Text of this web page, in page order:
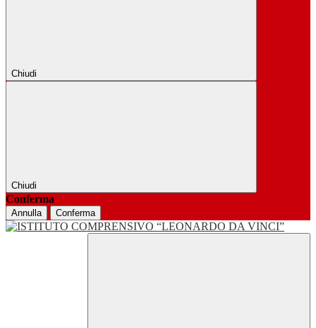
Chiudi
Chiudi
Conferma
Annulla Conferma